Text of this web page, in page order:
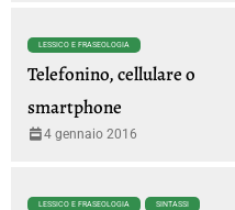
LESSICO E FRASEOLOGIA
Telefonino, cellulare o
smartphone
4 gennaio 2016
LESSICO E FRASEOLOGIA SINTASSI